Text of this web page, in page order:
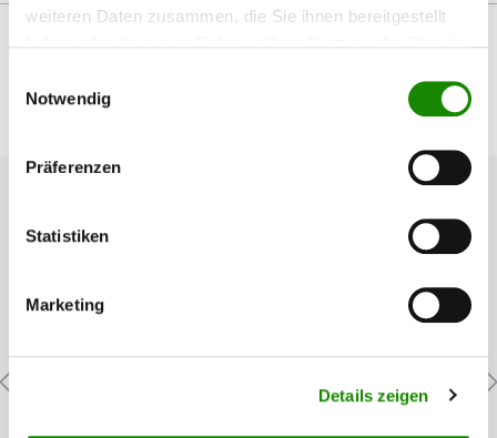
weiteren Daten zusammen, die Sie ihnen bereitgestellt
Notwendig
Präferenzen
Statistiken
Marketing
Details zeigen
SATA Düsensatz SATAjet GR